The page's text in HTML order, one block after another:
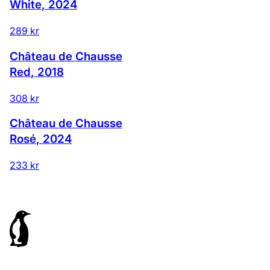
White, 2024
289 kr
Château de Chausse
Red, 2018
308 kr
Château de Chausse
Rosé, 2024
233 kr